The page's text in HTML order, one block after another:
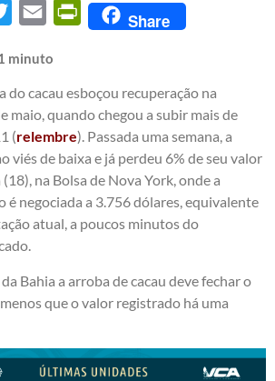
Twitter Email PrintFriendly
Share
minuto
do cacau esboçou recuperação na
maio, quando chegou a subir mais de
(relembre). Passada uma semana, a
viés de baixa e já perdeu 6% de seu valor
na Bolsa de Nova York, onde a
negociada a 3.756 dólares, equivalente
atual, a poucos minutos do
da Bahia a arroba de cacau deve fechar o
que o valor registrado há uma